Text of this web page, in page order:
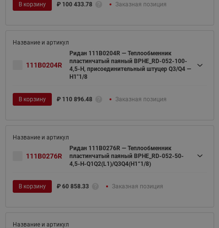
В корзину ₽ 100 433.78 Заказная позиция
111B0204R
Ридан 111B0204R — Теплообменник
пластинчатый паяный BPHE_RD-052-100-
4,5-H, присоединительный штуцер Q3/Q4 —
H1"1/8
В корзину ₽ 110 896.48 Заказная позиция
111B0276R
Ридан 111B0276R — Теплообменник
пластинчатый паяный BPHE_RD-052-50-
4,5-H-Q1Q2(L1)/Q3Q4(H1“1/8)
В корзину ₽ 60 858.33 Заказная позиция